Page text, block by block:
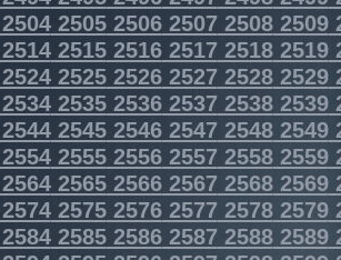
25052506250725082509
25152516251725182519
25252526252725282529
253525362537 25382539
254525462547 25482549
255525562557 25582559
25652566256725682569
257525762577 25782579
258525862587 25882589